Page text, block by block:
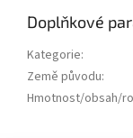
Doplňkové
Kategorie:
Země původu:
Hmotnost/obsah/